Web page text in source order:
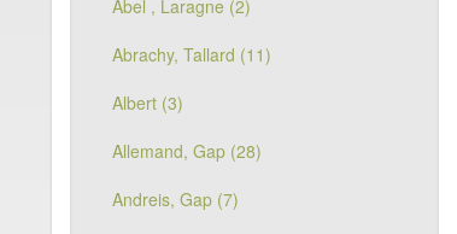
Abel , Laragne (2)
Abrachy, Tallard (11)
Albert (3)
Allemand, Gap (28)
Andreis, Gap (7)